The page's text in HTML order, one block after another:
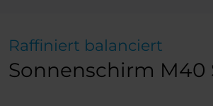
Raffiniert balanciert
Sonnenschirm M40